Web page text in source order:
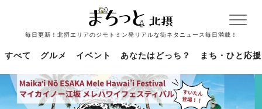
毎日更新！北摂エリアのジモトミン発リアルな街ネタニュース毎日満載！
すべて グルメ イベント あなたはどっち？ まち・ひと応援